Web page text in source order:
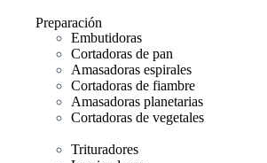
Preparación
Embutidoras
Cortadoras de pan
Amasadoras espirales
Cortadoras de fiambre
Amasadoras planetarias
Cortadoras de vegetales
Trituradores